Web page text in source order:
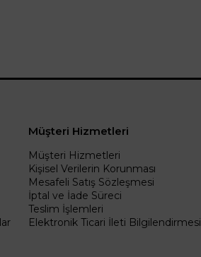
Müşteri Hizmetleri
Müşteri Hizmetleri
Kişisel Verilerin Korunması
Mesafeli Satış Sözleşmesi
İptal ve İade Süreci
Teslim İşlemleri
Elektronik Ticari İleti Bilgilendirmesi